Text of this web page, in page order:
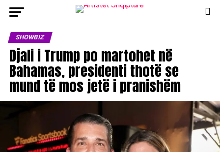
SHOWBIZ
Djali i Trump po martohet në
Bahamas, presidenti thotë se
mund të mos jetë i pranishëm